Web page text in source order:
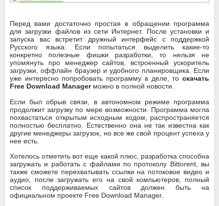
Перед вами достаточно простая в обращении программа
для загрузки файлов из сети Интернет. После установки и
запуска вас встретит дружный интерфейс с поддержкой
Русского языка. Если попытаться выделить какие-то
конкретно полезные фишки разработки, то нельзя не
упомянуть про менеджер сайтов, встроенный ускоритель
загрузки, оффлайн браузер и удобного планировщика. Если
уже интересно попробовать программу в деле, то скачать
Free Download Managerможно в полной новости.
Если был обрыв связи, в автономном режиме программа
продолжит загрузку по мере возможности. Программа могла
похвастаться открытым исходным кодом, распространяется
полностью бесплатно. Естественно она не так известна как
другие менеджеры загрузок, но все же свой процент успеха у
нее есть.
Хотелось отметить вот еще какой плюс, разработка способна
загружать и работать с файлами по протоколу Bittorent, вы
также сможете перехватывать ссылки на потоковое видео и
аудио, после загружать его на свой компьютеров, полный
список поддерживаемых сайтов должен быть на
официальном проекте Free Download Manager.